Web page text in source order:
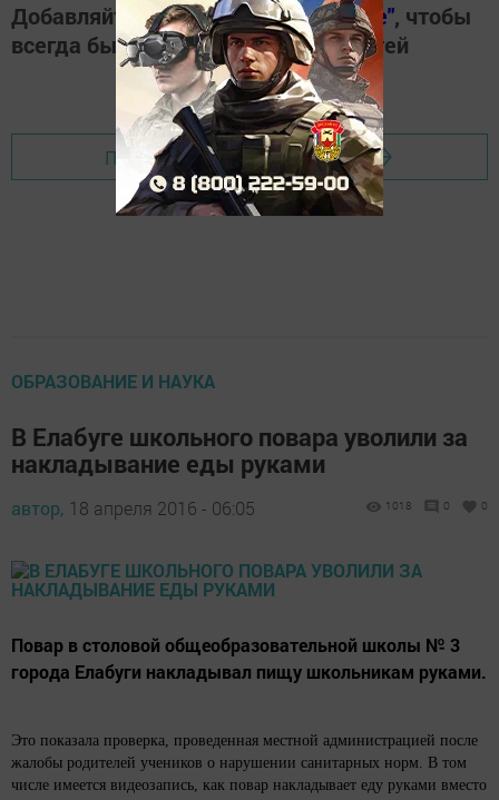
Добавляйте наш сайт в"Избранные", чтобы
всегда быть в курсе свежих новостей
Перейти на страницу новости
ОБРАЗОВАНИЕ И НАУКА
В Елабуге школьного повара уволили за
накладывание еды руками
автор, 18 апреля 2016 - 06:05 1018 0 0
Повар в столовой общеобразовательной школы № 3
города Елабуги накладывал пищу школьникам руками.
Это показала проверка, проведенная местной администрацией после
жалобы родителей учеников о нарушении санитарных норм. В том
числе имеется видеозапись, как повар накладывает еду руками вместо